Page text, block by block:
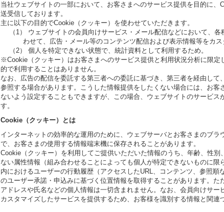
当社ウェブサイトの一部において、お客さまへのサービス提供を目的に、
送受信しております。
主に以下の目的でCookie（クッキー）を使わせていただきます。
（1） ウェブサイトの会員向けサービス・メール配信などにおいて、
わせて、広告・メール等のコンテンツ配信および表示情報等をカス
（2） 個人を特定できない状態で、統計資料として利用するため。
※Cookie（クッキー）はお客さまへのサービス提供と利用状況分析に限定
的で利用することはありません。
なお、広告の配信を委託する第三者への委託に基づき、第三者を経由して
参照する場合があります。こうした情報提供をしたくない場合には、お客
ないよう設定することもできますが、この場合、ウェブサイトのサービス
す。
Cookie（クッキー）とは
インターネットの効率的な運用のために、ウェブサーバとお客さまのブラ
で、お客さまの使用する情報端末機に保存されることがあります。
Cookie（クッキー）を利用してご提供いただいた情報のうち、年齢、性別
ない属性情報（組み合わせることによっても個人が特定できないものに限
内におけるユーザーの行動履歴（アクセスしたURL、コンテンツ、参照順
のユーザー承諾・申込みに基づく位置情報を取得することがあります。た
アドレスや氏名などの個人情報は一切含まれません。なお、会員向けサー
カスタマイズしたサービスを提供するため、お客様を識別する情報と関連